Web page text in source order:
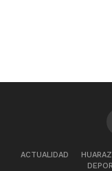
ACTUALIDAD HUARAZ